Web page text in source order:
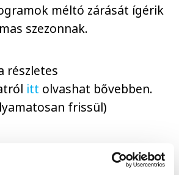
méltó zárását ígérik
szezonnak.
részletes
itt olvashat bővebben.
frissül)
Balatonalmádi